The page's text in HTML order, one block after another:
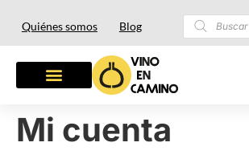
Quiénes somos Blog
Mi cuenta